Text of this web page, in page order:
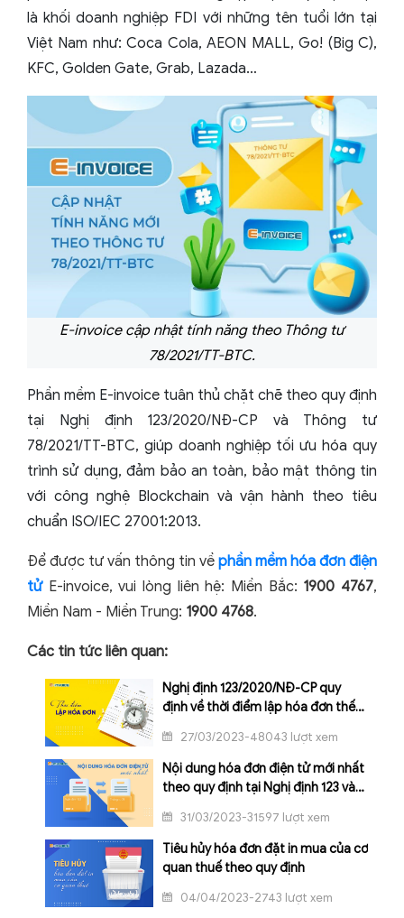
là khối doanh nghiệp FDI với những tên tuổi lớn tại
Việt Nam như: Coca Cola, AEON MALL, Go! (Big C),
KFC, Golden Gate, Grab, Lazada…
E-invoice cập nhật tính năng theo Thông tư
78/2021/TT-BTC.
Phần mềm E-invoice tuân thủ chặt chẽ theo quy định
tại Nghị định 123/2020/NĐ-CP và Thông tư
78/2021/TT-BTC, giúp doanh nghiệp tối ưu hóa quy
trình sử dụng, đảm bảo an toàn, bảo mật thông tin
với công nghệ Blockchain và vận hành theo tiêu
chuẩn ISO/IEC 27001:2013.
Để được tư vấn thông tin về phần mềm hóa đơn điện
tửE-invoice, vui lòng liên hệ: Miền Bắc: 1900 4767,
Miền Nam - Miền Trung: 1900 4768.
Các tin tức liên quan:
Nghị định 123/2020/NĐ-CP quy
định về thời điểm lập hóa đơn thế
27/03/2023-48043 lượt xem
Nội dung hóa đơn điện tử mới nhất
theo quy định tại Nghị định 123 và
31/03/2023-31597 lượt xem
Tiêu hủy hóa đơn đặt in mua của cơ
quan thuế theo quy định
04/04/2023-2743 lượt xem